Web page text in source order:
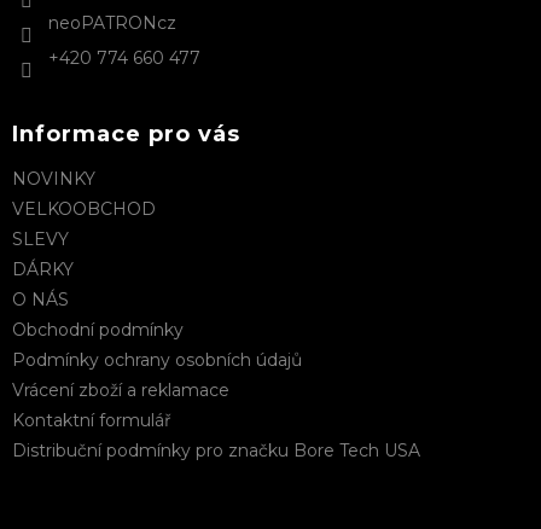
neoPATRONcz
+420 774 660 477
Informace pro vás
NOVINKY
VELKOOBCHOD
SLEVY
DÁRKY
O NÁS
Obchodní podmínky
Podmínky ochrany osobních údajů
Vrácení zboží a reklamace
Kontaktní formulář
Distribuční podmínky pro značku Bore Tech USA